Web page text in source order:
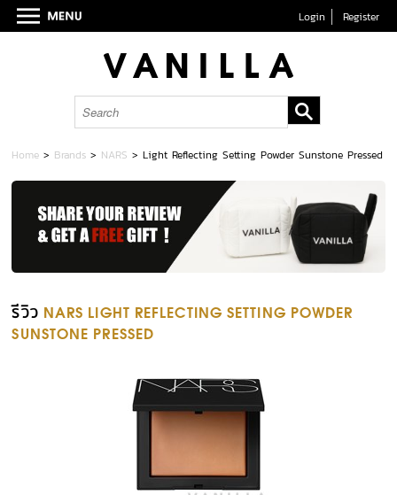
Login Register
Home > Brands > NARS >Light Reflecting Setting Powder Sunstone Pressed
รีวิว NARS LIGHT REFLECTING SETTING POWDER
SUNSTONE PRESSED